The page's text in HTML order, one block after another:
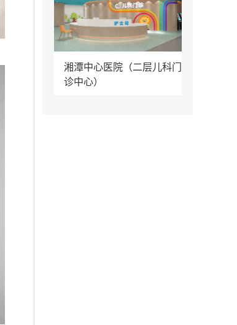
湘潭中心医院（二层儿科门
诊中心）